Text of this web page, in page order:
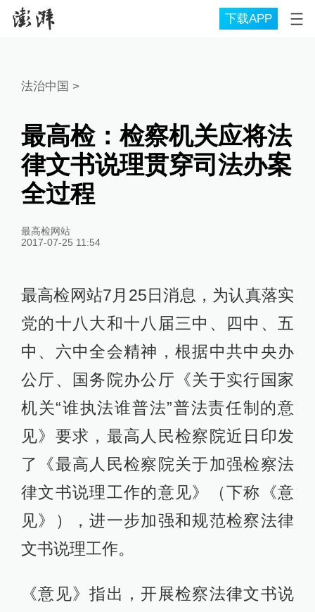
下载APP
法治中国 >
最高检：检察机关应将法
律文书说理贯穿司法办案
全过程
最高检网站
2017-07-25 11:54
最高检网站7月25日消息，为认真落实
党的十八大和十八届三中、四中、五
中、六中全会精神，根据中共中央办
公厅、国务院办公厅《关于实行国家
机关“谁执法谁普法”普法责任制的意
见》要求，最高人民检察院近日印发
了《最高人民检察院关于加强检察法
律文书说理工作的意见》（下称《意
见》），进一步加强和规范检察法律
文书说理工作。
《意见》指出，开展检察法律文书说